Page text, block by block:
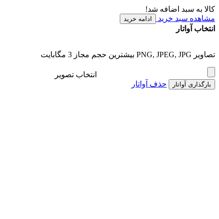
کالا به سبد اضافه شد!
مشاهده سبد خرید
ادامه خرید
انتخاب آواتار
تصاویر PNG, JPEG, JPG بیشترین حجم مجاز 3 مگابایت
انتخاب تصویر
بارگذاری آواتار حذف آواتار